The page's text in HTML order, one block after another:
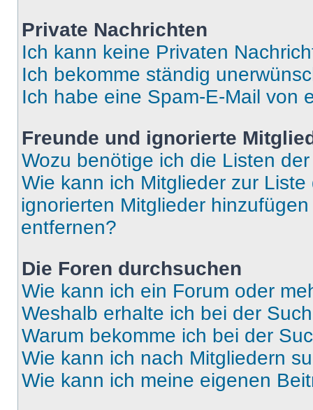
Private Nachrichten
Ich kann keine Privaten
Ich bekomme ständig
Ich habe eine Spam-E-Mail von
Freunde und ignorierte
Wozu benötige ich die Listen
Wie kann ich Mitglieder zur
ignorierten Mitglieder
entfernen?
Die Foren durchsuchen
Wie kann ich ein Forum oder
Weshalb erhalte ich bei der
Warum bekomme ich bei der
Wie kann ich nach Mitgliedern
Wie kann ich meine eigenen